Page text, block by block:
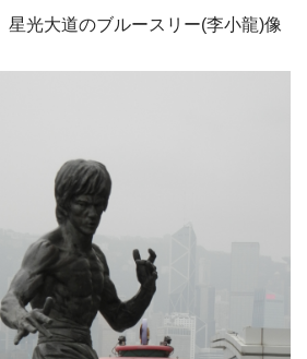
星光大道のブルースリー(李小龍)像